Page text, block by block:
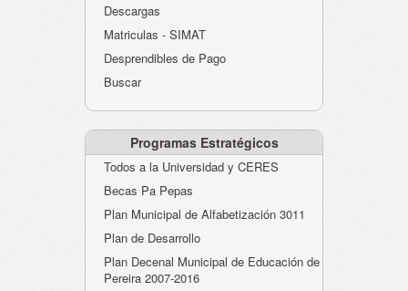
Despacho Secretaría
Evaluación desempeño
Humano-Cesantías
Descargas
Matriculas - SIMAT
Desprendibles de Pago
Buscar
Programas Estratégicos
Todos a la Universidad y CERES
Becas Pa Pepas
Plan Municipal de Alfabetización 3011
Plan de Desarrollo
Plan Decenal Municipal de Educación de
Pereira 2007-2016